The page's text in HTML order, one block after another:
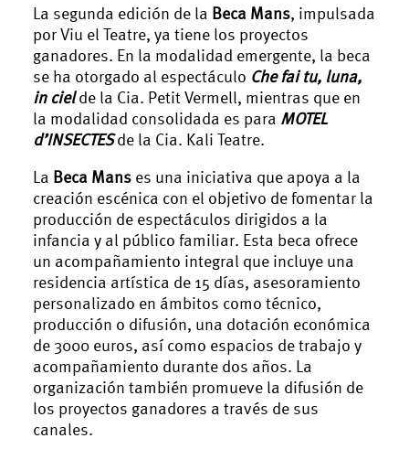
La segunda edición de la Beca Mans, impulsada
por Viu el Teatre, ya tiene los proyectos
ganadores. En la modalidad emergente, la beca
se ha otorgado al espectáculo Che fai tu, luna,
in cielde la Cia. Petit Vermell, mientras que en
la modalidad consolidada es para MOTEL
d’INSECTESde la Cia. Kali Teatre.
La Beca Mans es una iniciativa que apoya a la
creación escénica con el objetivo de fomentar la
producción de espectáculos dirigidos a la
infancia y al público familiar. Esta beca ofrece
un acompañamiento integral que incluye una
residencia artística de 15 días, asesoramiento
personalizado en ámbitos como técnico,
producción o difusión, una dotación económica
de 3000 euros, así como espacios de trabajo y
acompañamiento durante dos años. La
organización también promueve la difusión de
los proyectos ganadores a través de sus
canales.